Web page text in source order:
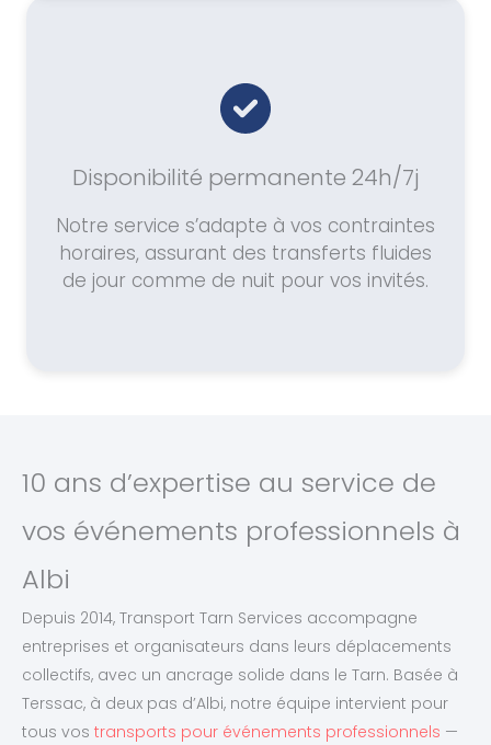
Disponibilité permanente 24h/7j
Notre service s’adapte à vos contraintes
horaires, assurant des transferts fluides
de jour comme de nuit pour vos invités.
10 ans d’expertise au service de
vos événements professionnels à
Albi
Depuis 2014, Transport Tarn Services accompagne
entreprises et organisateurs dans leurs déplacements
collectifs, avec un ancrage solide dans le Tarn. Basée à
Terssac, à deux pas d’Albi, notre équipe intervient pour
tous vos transports pour événements professionnels —